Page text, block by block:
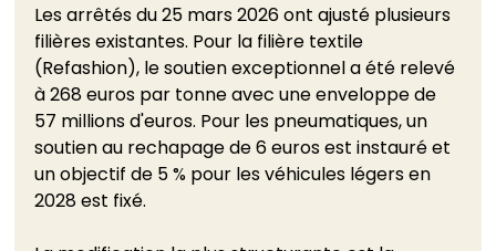
Les arrêtés du 25 mars 2026 ont ajusté plusieurs
filières existantes. Pour la filière textile
(Refashion), le soutien exceptionnel a été relevé
à 268 euros par tonne avec une enveloppe de
57 millions d'euros. Pour les pneumatiques, un
soutien au rechapage de 6 euros est instauré et
un objectif de 5 % pour les véhicules légers en
2028 est fixé.